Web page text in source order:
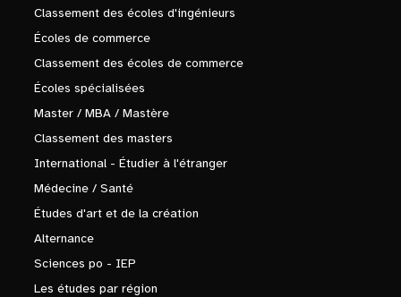
Classement des écoles d'ingénieurs
Écoles de commerce
Classement des écoles de commerce
Écoles spécialisées
Master / MBA / Mastère
Classement des masters
International - Étudier à l'étranger
Médecine / Santé
Études d'art et de la création
Alternance
Sciences po - IEP
Les études par région